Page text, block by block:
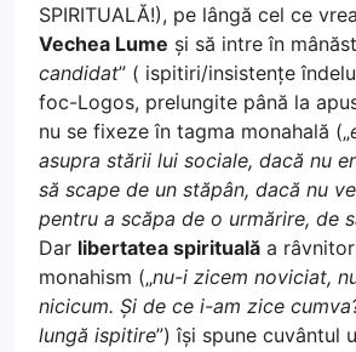
SPIRITUALĂ!), pe lângă cel ce
Vechea Lume și să intre în
candidat” ( ispitiri/insistențe
foc-Logos, prelungite până la
nu se fixeze în tagma monahală („
asupra stării lui sociale, dacă nu
să scape de un stăpân, dacă nu
pentru a scăpa de o urmărire, de
Dar libertatea spirituală a
monahism („nu-i zicem noviciat,
nicicum. Și de ce i-am zice
lungă ispitire”) își spune cuvântul